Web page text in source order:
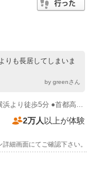
りも長居してしまいま
by greenさん
(1)●みなとみらい線「みなとみらい駅」クイーンズスクエア横浜より徒歩5分 ●首都高速神奈川1号横羽線「みなとみらい」を降りて約3分。
2万人 以上が体験
細画面にてご確認下さい。